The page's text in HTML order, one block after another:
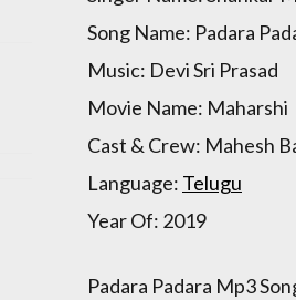
Song Name: Padara
Music: Devi Sri Prasad
Movie Name: Maharshi
Cast & Crew: Mahesh
Language: Telugu
Year Of: 2019
Padara Padara Mp3